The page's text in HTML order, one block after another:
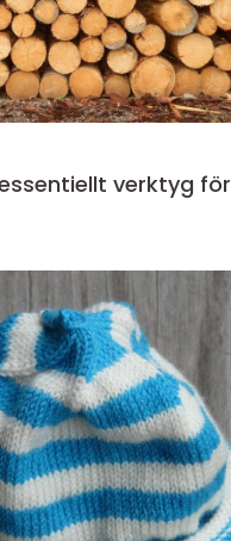
verktyg för